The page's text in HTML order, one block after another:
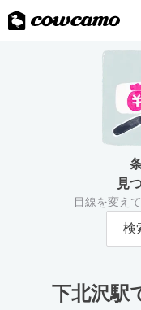
見
目線を変え
検
下北沢駅